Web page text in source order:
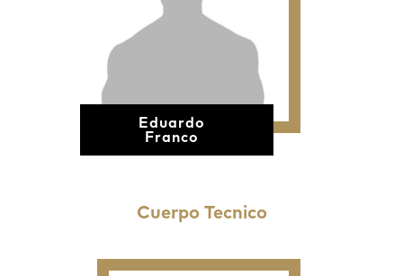
Eduardo
Franco
Cuerpo Tecnico